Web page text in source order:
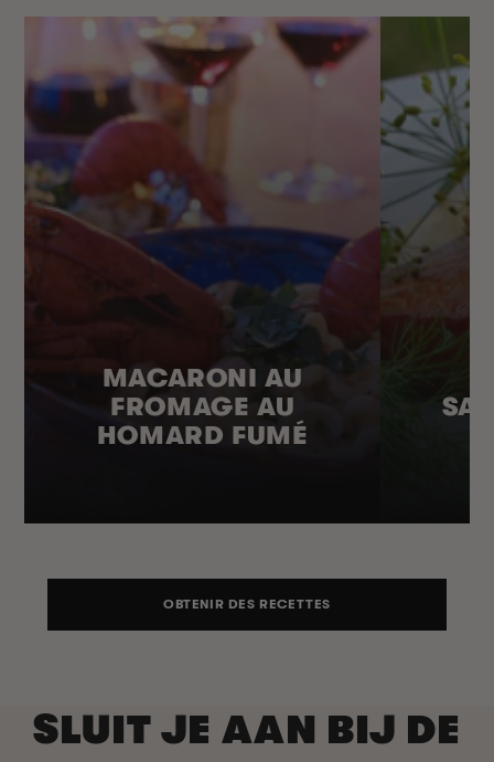
MACARONI AU
FROMAGE AU
HOMARD FUMÉ
OBTENIR DES RECETTES
SLUIT JE AAN BIJ DE